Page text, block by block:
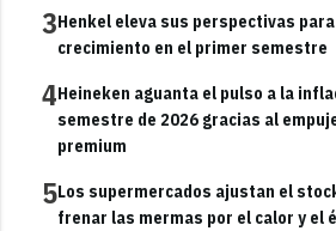
3Henkel eleva sus perspectivas
crecimiento en el primer semestre
4Heineken aguanta el pulso a la
semestre de 2026 gracias al
premium
5Los supermercados ajustan el
frenar las mermas por el calor y el